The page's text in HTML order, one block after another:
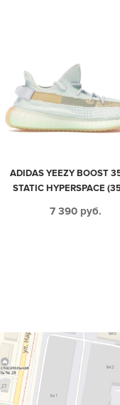
ADIDAS YEEZY BOOST
STATIC HYPERSPACE
7 390 руб.